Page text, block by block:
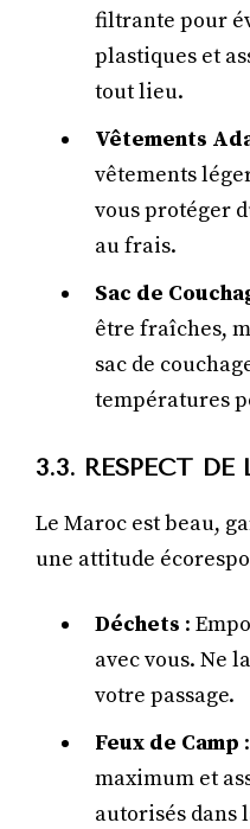
filtrante pour
plastiques et
tout lieu.
Vêtements
vêtements
vous protéger
au frais.
Sac de
être fraîches,
sac de
températures
3.3. RESPECT
Le Maroc est beau,
une attitude
Déchets :
avec vous. Ne
votre passage.
Feux de Camp
maximum et
autorisés dans